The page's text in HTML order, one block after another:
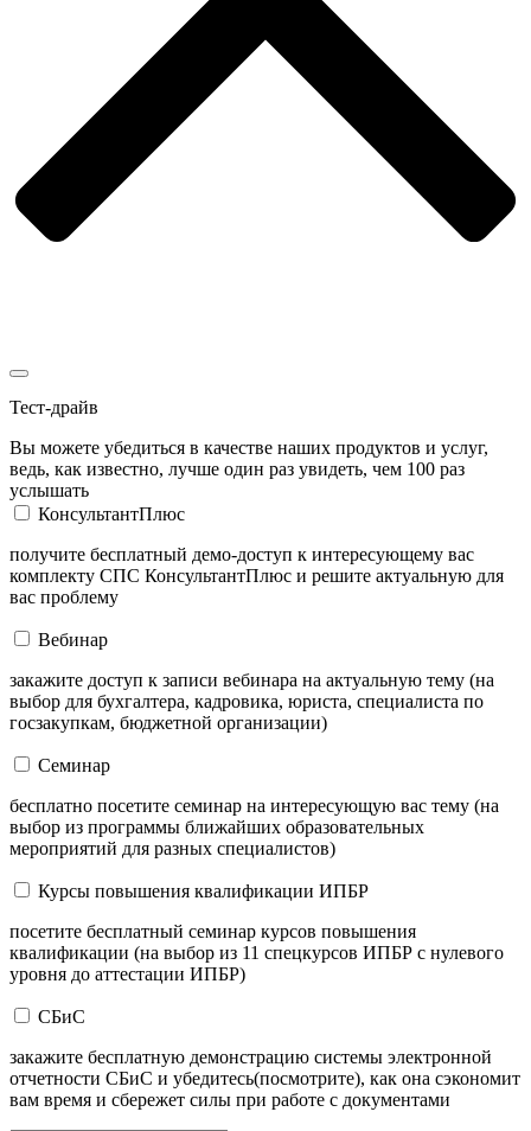
Тест-драйв
Вы можете убедиться в качестве наших продуктов и услуг,
ведь, как известно, лучше один раз увидеть, чем 100 раз
услышать
КонсультантПлюс
получите бесплатный демо-доступ к интересующему вас
комплекту СПС КонсультантПлюс и решите актуальную для
вас проблему
Вебинар
закажите доступ к записи вебинара на актуальную тему (на
выбор для бухгалтера, кадровика, юриста, специалиста по
госзакупкам, бюджетной организации)
Семинар
бесплатно посетите семинар на интересующую вас тему (на
выбор из программы ближайших образовательных
мероприятий для разных специалистов)
Курсы повышения квалификации ИПБР
посетите бесплатный семинар курсов повышения
квалификации (на выбор из 11 спецкурсов ИПБР с нулевого
уровня до аттестации ИПБР)
СБиС
закажите бесплатную демонстрацию системы электронной
отчетности СБиС и убедитесь(посмотрите), как она сэкономит
вам время и сбережет силы при работе с документами